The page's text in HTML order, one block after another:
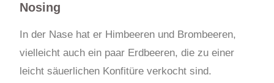
Nosing
In der Nase hat er Himbeeren und Brombeeren,
vielleicht auch ein paar Erdbeeren, die zu einer
leicht säuerlichen Konfitüre verkocht sind.